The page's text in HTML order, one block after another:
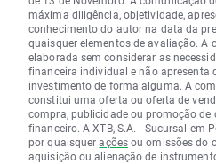
máxima diligência, objetividade,
conhecimento do autor na data da
quaisquer elementos de avaliação. A
elaborada sem considerar as
financeira individual e não apresenta
investimento de forma alguma. A
constitui uma oferta ou oferta de
compra, publicidade ou promoção
financeiro. A XTB, S.A. - Sucursal em
por quaisqueraçõesou omissões do
aquisição ou alienação de